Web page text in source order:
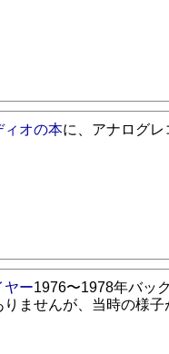
ィオの本に、アナログレ
ヤー1976〜1978年バッ
りませんが、当時の様子